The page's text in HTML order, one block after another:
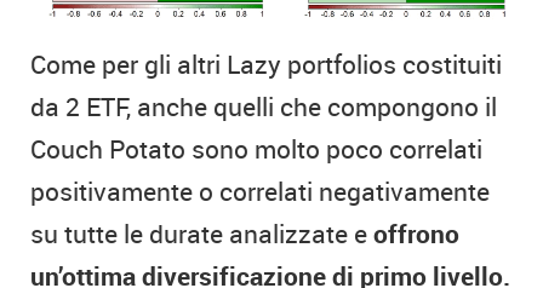
Come per gli altri Lazy portfolios costituiti
da 2 ETF, anche quelli che compongono il
Couch Potato sono molto poco correlati
positivamente o correlati negativamente
su tutte le durate analizzate eoffrono
un’ottima diversificazione di primo livello.